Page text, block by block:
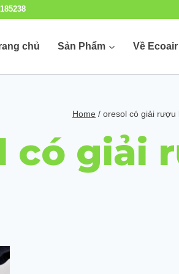
chủ Sản Phẩm Về
Home / oresol có giải rượu
có giải